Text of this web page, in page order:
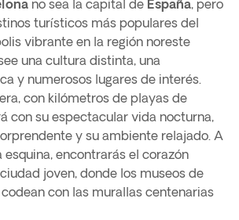
no sea la capital de España, pero
turísticos más populares del
vibrante en la región noreste
una cultura distinta, una
y numerosos lugares de interés.
con kilómetros de playas de
con su espectacular vida nocturna,
y su ambiente relajado. A
esquina, encontrarás el corazón
joven, donde los museos de
con las murallas centenarias